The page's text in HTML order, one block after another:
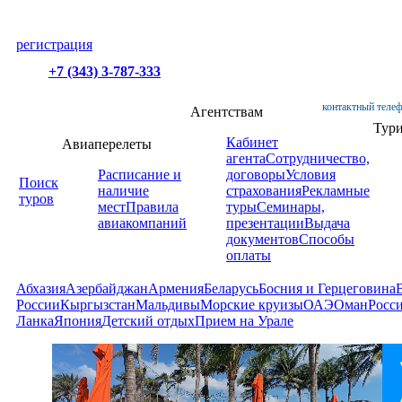
регистрация
+7 (343) 3-787-333
контактный
Поиск
туров
Авиаперелеты
Расписание и
наличие
местПравила
авиакомпаний
Агентствам
Кабинет
агентаСотрудничество,
договорыУсловия
страхованияРекламные
турыСеминары,
презентацииВыдача
документовСпособы
оплаты
АбхазияАзербайджанАрменияБеларусьБосния и Герцеговина
РоссииКыргызстанМальдивыМорские круизыОАЭОман
ЛанкаЯпонияДетский отдыхПрием на Урале